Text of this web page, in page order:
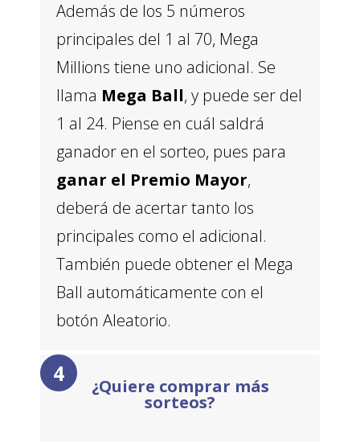
Además de los 5 números
principales del 1 al 70, Mega
Millions tiene uno adicional. Se
llama Mega Ball, y puede ser del
1 al 24. Piense en cuál saldrá
ganador en el sorteo, pues para
ganar el Premio Mayor,
deberá de acertar tanto los
principales como el adicional.
También puede obtener el Mega
Ball automáticamente con el
botón Aleatorio.
¿Quiere comprar más
sorteos?